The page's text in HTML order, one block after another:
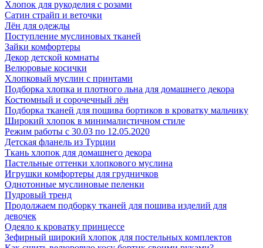
Хлопок для рукоделия с розами
Сатин страйп и веточки
Лён для одежды
Поступление муслиновых тканей
Зайки комфортеры
Декор детской комнаты
Велюровые косички
Хлопковый муслин с принтами
Подборка хлопка и плотного льна для домашнего декора
Костюмный и сорочечный лён
Подборка тканей для пошива бортиков в кроватку мальчику
Широкий хлопок в минималистичном стиле
Режим работы с 30.03 по 12.05.2020
Детская фланель из Турции
Ткань хлопок для домашнего декора
Пастельные оттенки хлопкового муслина
Игрушки комфортеры для грудничков
Однотонные муслиновые пеленки
Пудровый тренд
Продолжаем подборку тканей для пошива изделий для
девочек
Одеяло к кроватку принцессе
Зефирный широкий хлопок для постельных комплектов